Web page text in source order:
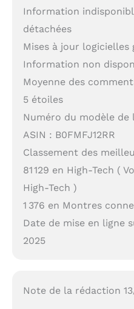
Information
détachées
Mises à jour logicielles
Information non
Moyenne des
5 étoiles
Numéro du modèle de
ASIN : B0FMFJ12RR
Classement des
81 129 en High-Tech (
High-Tech )
1 376 en Montres
Date de mise en ligne
2025
Note de la rédaction